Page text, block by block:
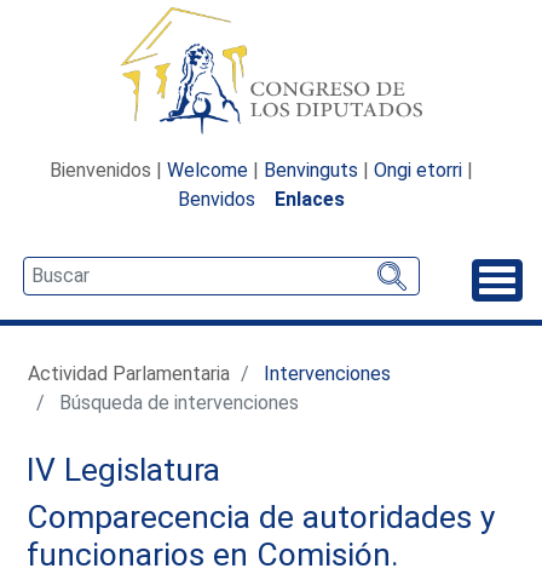
Bienvenidos | Welcome | Benvinguts | Ongi etorri |
Benvidos
Enlaces
Actividad Parlamentaria
Intervenciones
Búsqueda de intervenciones
IV Legislatura
Comparecencia de autoridades y
funcionarios en Comisión.